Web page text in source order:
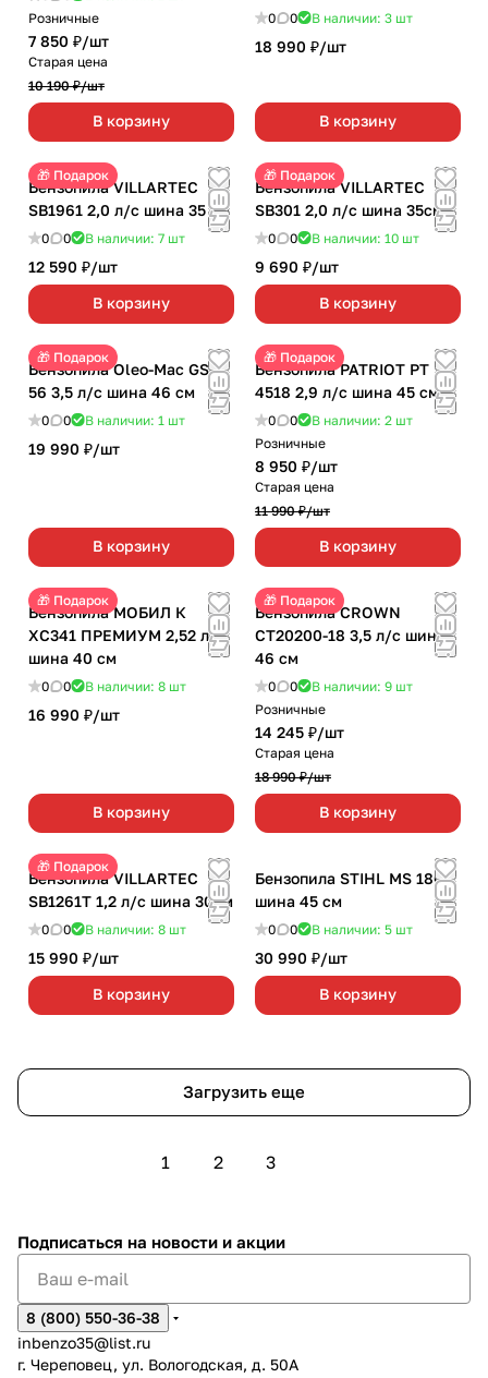
Розничные
7 850 ₽/шт
Старая цена
10 190 ₽/шт
В корзину
0 0 В наличии: 3 шт
18 990 ₽/шт
В корзину
🎁 Подарок
Бензопила VILLARTEC
SB1961 2,0 л/с шина 35 см
0 0 В наличии: 7 шт
12 590 ₽/шт
В корзину
🎁 Подарок
Бензопила VILLARTEC
SB301 2,0 л/с шина 35см
0 0 В наличии: 10 шт
9 690 ₽/шт
В корзину
🎁 Подарок
Бензопила Oleo-Mac GSH
56 3,5 л/с шина 46 см
0 0 В наличии: 1 шт
19 990 ₽/шт
В корзину
🎁 Подарок
Бензопила PATRIOT PT
4518 2,9 л/с шина 45 см
0 0 В наличии: 2 шт
Розничные
8 950 ₽/шт
Старая цена
11 990 ₽/шт
В корзину
🎁 Подарок
Бензопила МОБИЛ К
ХС341 ПРЕМИУМ 2,52 л/с
шина 40 см
0 0 В наличии: 8 шт
16 990 ₽/шт
В корзину
🎁 Подарок
Бензопила CROWN
CT20200-18 3,5 л/с шина
46 см
0 0 В наличии: 9 шт
Розничные
14 245 ₽/шт
Старая цена
18 990 ₽/шт
В корзину
🎁 Подарок
Бензопила VILLARTEC
SB1261T 1,2 л/с шина 30см
0 0 В наличии: 8 шт
15 990 ₽/шт
В корзину
Бензопила STIHL MS 180
шина 45 см
0 0 В наличии: 5 шт
30 990 ₽/шт
В корзину
Загрузить еще
1 2 3
Подписаться на новости и акции
8 (800) 550-36-38
inbenzo35@list.ru
г. Череповец, ул. Вологодская, д. 50А